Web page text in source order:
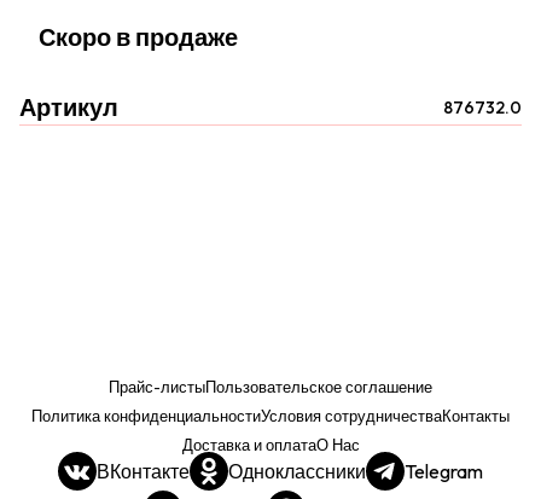
Скоро в продаже
Артикул 876732.0
Прайс-листыПользовательское соглашение
Политика конфиденциальностиУсловия сотрудничестваКонтакты
Доставка и оплатаО Нас
ВКонтакте Одноклассники
Telegram